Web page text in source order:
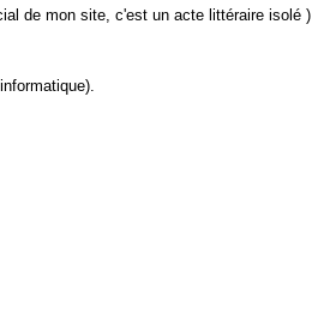
de mon site, c'est un acte littéraire isolé )